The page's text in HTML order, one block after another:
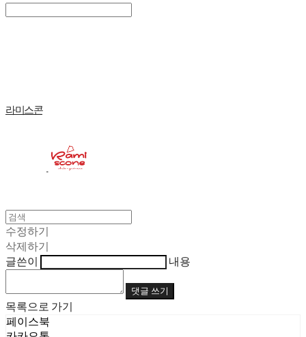
라미스콘
수정하기
삭제하기
글쓴이
내용
댓글 쓰기
목록으로 가기
페이스북